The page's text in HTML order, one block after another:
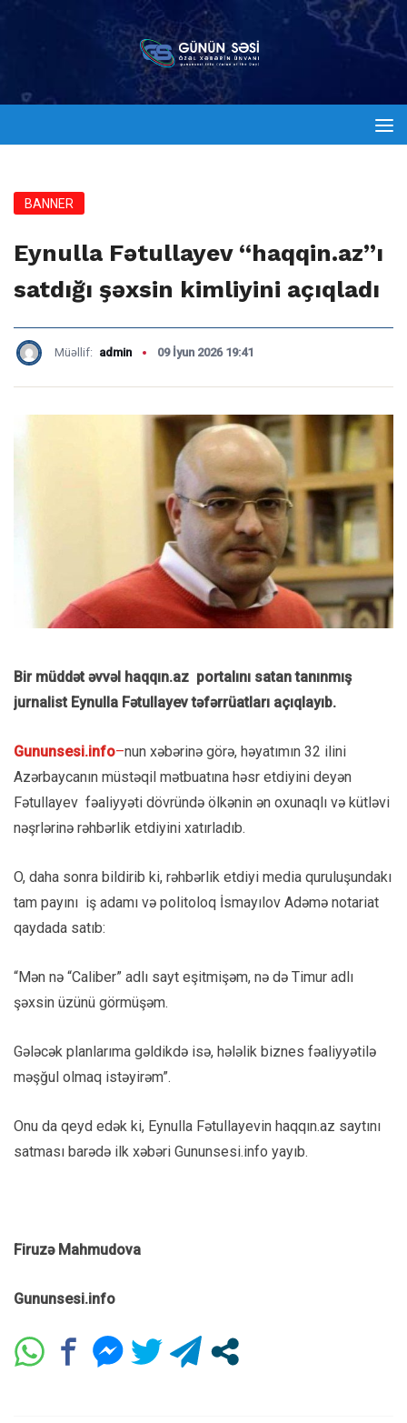
BANNER
Eynulla Fətullayev “haqqin.az”ı
satdığı şəxsin kimliyini açıqladı
Müəllif: admin 09 İyun 2026 19:41
Bir müddət əvvəl haqqın.az portalını satan tanınmış
jurnalist Eynulla Fətullayev təfərrüatları açıqlayıb.
Gununsesi.info–nun xəbərinə görə, həyatımın 32 ilini
Azərbaycanın müstəqil mətbuatına həsr etdiyini deyən
Fətullayev fəaliyyəti dövründə ölkənin ən oxunaqlı və kütləvi
nəşrlərinə rəhbərlik etdiyini xatırladıb.
O, daha sonra bildirib ki, rəhbərlik etdiyi media quruluşundakı
tam payını iş adamı və politoloq İsmayılov Adəmə notariat
qaydada satıb:
“Mən nə “Caliber” adlı sayt eşitmişəm, nə də Timur adlı
şəxsin üzünü görmüşəm.
Gələcək planlarıma gəldikdə isə, hələlik biznes fəaliyyətilə
məşğul olmaq istəyirəm”.
Onu da qeyd edək ki, Eynulla Fətullayevin haqqın.az saytını
satması barədə ilk xəbəri Gununsesi.info yayıb.
Firuzə Mahmudova
Gununsesi.info